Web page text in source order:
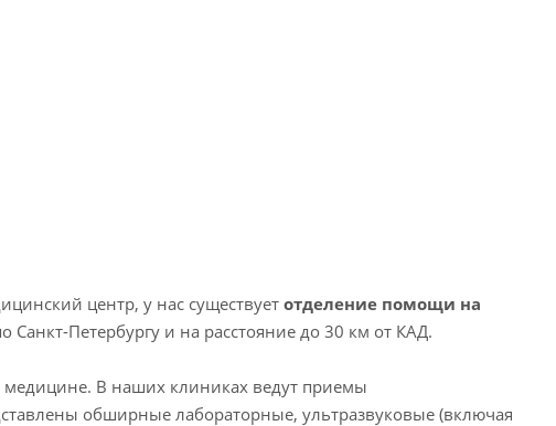
центр, у нас существует отделение помощи на
Санкт-Петербургу и на расстояние до 30 км от КАД.
В наших клиниках ведут приемы
обширные лабораторные, ультразвуковые (включая